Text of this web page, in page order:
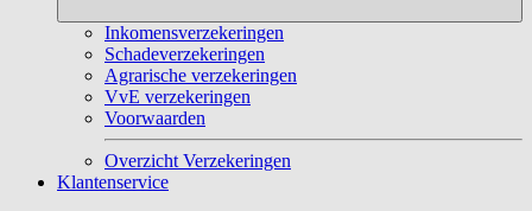
Inkomensverzekeringen
Schadeverzekeringen
Agrarische verzekeringen
VvE verzekeringen
Voorwaarden
Overzicht Verzekeringen
Klantenservice